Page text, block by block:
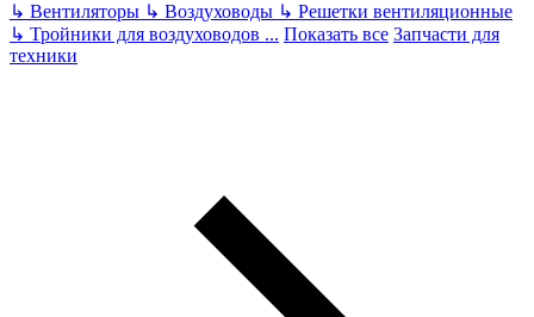
↳ Вентиляторы ↳ Воздуховоды ↳ Решетки вентиляционные
↳ Тройники для воздуховодов ... Показать все Запчасти для
техники